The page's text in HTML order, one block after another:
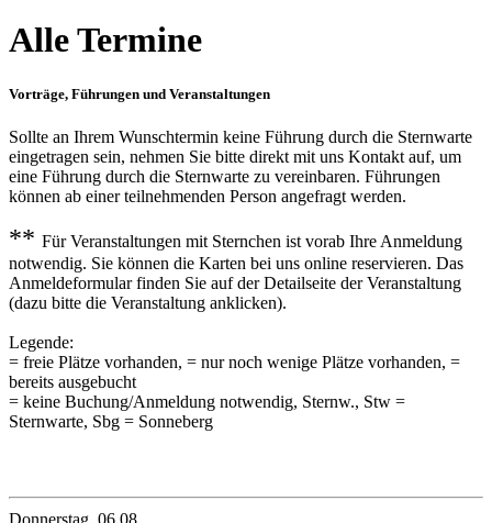
Alle Termine
Vorträge, Führungen und Veranstaltungen
Sollte an Ihrem Wunschtermin keine Führung durch die Sternwarte
eingetragen sein, nehmen Sie bitte direkt mit uns Kontakt auf, um
eine Führung durch die Sternwarte zu vereinbaren. Führungen
können ab einer teilnehmenden Person angefragt werden.
** Für Veranstaltungen mit Sternchen ist vorab Ihre Anmeldung
notwendig. Sie können die Karten bei uns online reservieren. Das
Anmeldeformular finden Sie auf der Detailseite der Veranstaltung
(dazu bitte die Veranstaltung anklicken).
Legende:
= freie Plätze vorhanden, = nur noch wenige Plätze vorhanden, =
bereits ausgebucht
= keine Buchung/Anmeldung notwendig, Sternw., Stw =
Sternwarte, Sbg = Sonneberg